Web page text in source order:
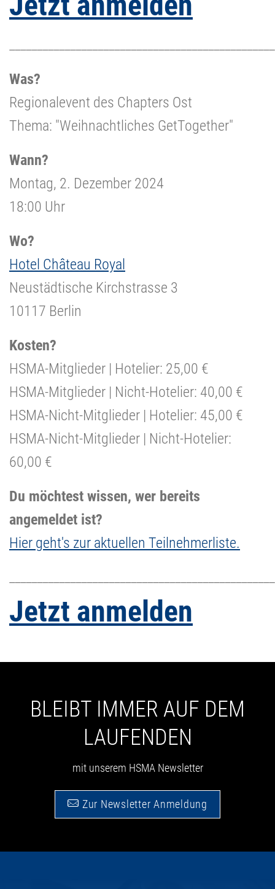
Was?
Regionalevent des Chapters Ost
Thema: "Weihnachtliches GetTogether"
Wann?
Montag, 2. Dezember 2024
18:00 Uhr
Wo?
Hotel Château Royal
Neustädtische Kirchstrasse 3
10117 Berlin
Kosten?
HSMA-Mitglieder | Hotelier: 25,00 €
HSMA-Mitglieder | Nicht-Hotelier: 40,00 €
HSMA-Nicht-Mitglieder | Hotelier: 45,00 €
HSMA-Nicht-Mitglieder | Nicht-Hotelier:
60,00 €
Du möchtest wissen, wer bereits
angemeldet ist?
Hier geht's zur aktuellen Teilnehmerliste.
Jetzt anmelden
BLEIBT IMMER AUF DEM
LAUFENDEN
mit unserem HSMA Newsletter
Zur Newsletter Anmeldung